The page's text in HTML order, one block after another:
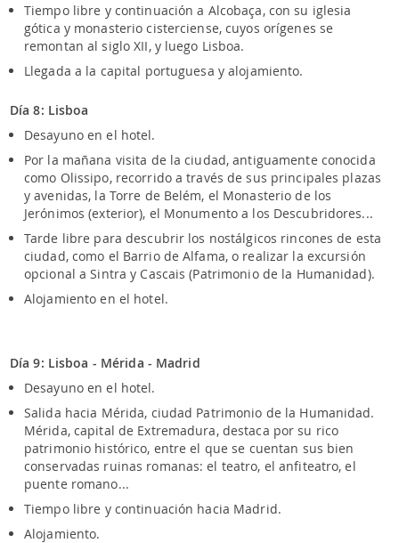
Tiempo libre y continuación a Alcobaça, con su iglesia
gótica y monasterio cisterciense, cuyos orígenes se
remontan al siglo XII, y luego Lisboa.
Llegada a la capital portuguesa y alojamiento.
Día 8: Lisboa
Desayuno en el hotel.
Por la mañana visita de la ciudad, antiguamente conocida
como Olissipo, recorrido a través de sus principales plazas
y avenidas, la Torre de Belém, el Monasterio de los
Jerónimos (exterior), el Monumento a los Descubridores...
Tarde libre para descubrir los nostálgicos rincones de esta
ciudad, como el Barrio de Alfama, o realizar la excursión
opcional a Sintra y Cascais (Patrimonio de la Humanidad).
Alojamiento en el hotel.
Día 9: Lisboa - Mérida - Madrid
Desayuno en el hotel.
Salida hacia Mérida, ciudad Patrimonio de la Humanidad.
Mérida, capital de Extremadura, destaca por su rico
patrimonio histórico, entre el que se cuentan sus bien
conservadas ruinas romanas: el teatro, el anfiteatro, el
puente romano...
Tiempo libre y continuación hacia Madrid.
Alojamiento.